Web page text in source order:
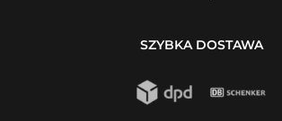
SZYBKA DOSTAWA